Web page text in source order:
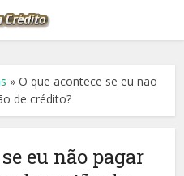
»O que acontece se eu não
de crédito?
eu não pagar